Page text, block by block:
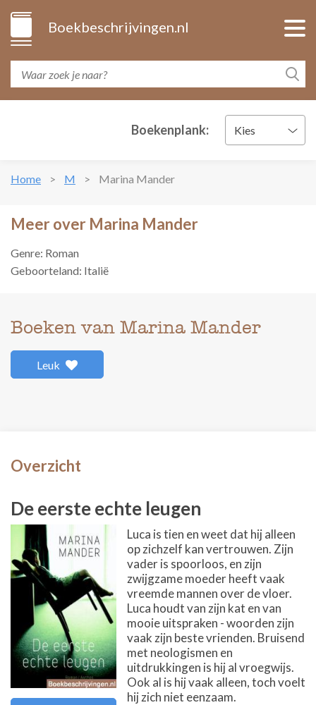
Boekbeschrijvingen.nl
Boekenplank: Kies
Home M Marina Mander
Meer over Marina Mander
Genre: Roman
Geboorteland: Italië
Boeken van Marina Mander
Leuk
Overzicht
De eerste echte leugen
Luca is tien en weet dat hij alleen
op zichzelf kan vertrouwen. Zijn
vader is spoorloos, en zijn
zwijgzame moeder heeft vaak
vreemde mannen over de vloer.
Luca houdt van zijn kat en van
mooie uitspraken - woorden zijn
vaak zijn beste vrienden. Bruisend
met neologismen en
uitdrukkingen is hij al vroegwijs.
Ook al is hij vaak alleen, toch voelt
hij zich niet eenzaam.